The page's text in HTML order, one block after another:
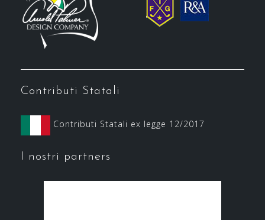
Contributi Statali
Contributi Statali ex legge 12/2017
I nostri partners